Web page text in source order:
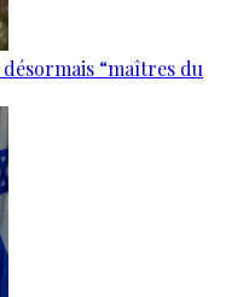
“maîtres du